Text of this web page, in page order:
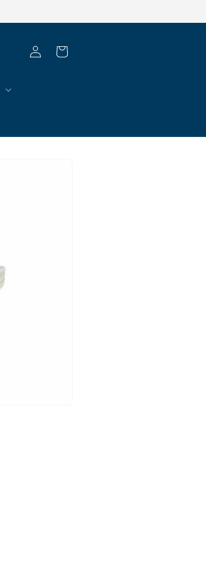
Fazer
login
Carrinho